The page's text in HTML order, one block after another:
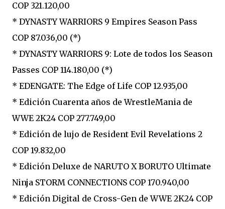
COP 321.120,00
* DYNASTY WARRIORS 9 Empires Season Pass
COP 87.036,00 (*)
* DYNASTY WARRIORS 9: Lote de todos los Season
Passes COP 114.180,00 (*)
* EDENGATE: The Edge of Life COP 12.935,00
* Edición Cuarenta años de WrestleMania de
WWE 2K24 COP 277.749,00
* Edición de lujo de Resident Evil Revelations 2
COP 19.832,00
* Edición Deluxe de NARUTO X BORUTO Ultimate
Ninja STORM CONNECTIONS COP 170.940,00
* Edición Digital de Cross-Gen de WWE 2K24 COP